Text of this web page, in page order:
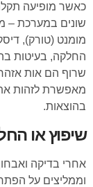
כאשר מופיעה
שונים במערכת –
מומנט (טורק),
החלקה, בעיטות
שרוף הם אות
מאפשרת לזהות
בהוצאות.
שיפוץ או
אחרי בדיקה
וממליצים על